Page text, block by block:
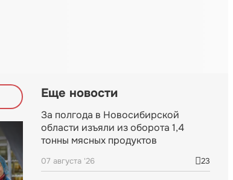
Еще новости
За полгода в Новосибирской
области изъяли из оборота 1,4
тонны мясных продуктов
07 августа '26 23